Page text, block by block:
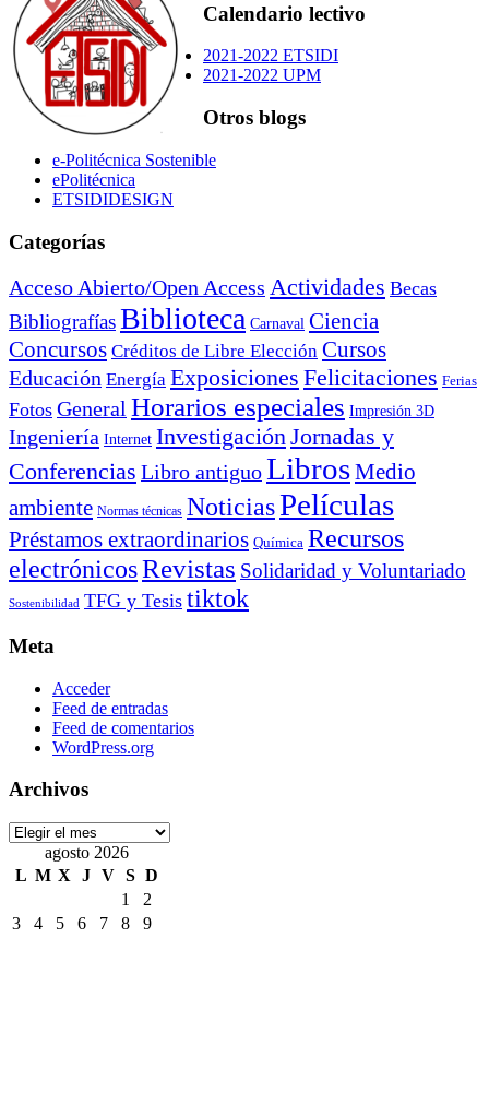
Calendario lectivo
2021-2022 ETSIDI
2021-2022 UPM
Otros blogs
e-Politécnica Sostenible
ePolitécnica
ETSIDIDESIGN
Categorías
Acceso Abierto/Open Access Actividades Becas
BibliografíasBiblioteca Carnaval Ciencia
Concursos Créditos de Libre Elección Cursos
Educación Energía Exposiciones Felicitaciones Ferias
Fotos General Horarios especiales Impresión 3D
Ingeniería Internet InvestigaciónJornadas y
Conferencias Libro antiguoLibrosMedio
ambiente Normas técnicas NoticiasPelículas
Préstamos extraordinarios Química Recursos
electrónicosRevistas Solidaridad y Voluntariado
Sostenibilidad TFG y Tesis tiktok
Meta
Acceder
Feed de entradas
Feed de comentarios
WordPress.org
Archivos
Archivos
agosto 2026
L M X J V S D
1
2
3
4 5 6 7 8
9